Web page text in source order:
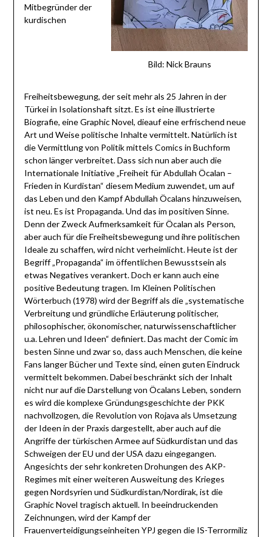
Bild: Nick Brauns
Mitbegründer der
kurdischen
Freiheitsbewegung, der seit mehr als 25 Jahren in der
Türkei in Isolationshaft sitzt. Es ist eine illustrierte
Biografie, eine Graphic Novel, dieauf eine erfrischend neue
Art und Weise politische Inhalte vermittelt. Natürlich ist
die Vermittlung von Politik mittels Comics in Buchform
schon länger verbreitet. Dass sich nun aber auch die
Internationale Initiative „Freiheit für Abdullah Öcalan –
Frieden in Kurdistan“ diesem Medium zuwendet, um auf
das Leben und den Kampf Abdullah Öcalans hinzuweisen,
ist neu. Es ist Propaganda. Und das im positiven Sinne.
Denn der Zweck Aufmerksamkeit für Öcalan als Person,
aber auch für die Freiheitsbewegung und ihre politischen
Ideale zu schaffen, wird nicht verheimlicht. Heute ist der
Begriff „Propaganda“ im öffentlichen Bewusstsein als
etwas Negatives verankert. Doch er kann auch eine
positive Bedeutung tragen. Im Kleinen Politischen
Wörterbuch (1978) wird der Begriff als die „systematische
Verbreitung und gründliche Erläuterung politischer,
philosophischer, ökonomischer, naturwissenschaftlicher
u.a. Lehren und Ideen“ definiert. Das macht der Comic im
besten Sinne und zwar so, dass auch Menschen, die keine
Fans langer Bücher und Texte sind, einen guten Eindruck
vermittelt bekommen. Dabei beschränkt sich der Inhalt
nicht nur auf die Darstellung von Öcalans Leben, sondern
es wird die komplexe Gründungsgeschichte der PKK
nachvollzogen, die Revolution von Rojava als Umsetzung
der Ideen in der Praxis dargestellt, aber auch auf die
Angriffe der türkischen Armee auf Südkurdistan und das
Schweigen der EU und der USA dazu eingegangen.
Angesichts der sehr konkreten Drohungen des AKP-
Regimes mit einer weiteren Ausweitung des Krieges
gegen Nordsyrien und Südkurdistan/Nordirak, ist die
Graphic Novel tragisch aktuell. In beeindruckenden
Zeichnungen, wird der Kampf der
Frauenverteidigungseinheiten YPJ gegen die IS-Terrormiliz